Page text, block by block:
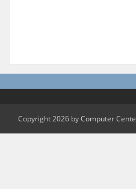
Copyright 2026 by Computer